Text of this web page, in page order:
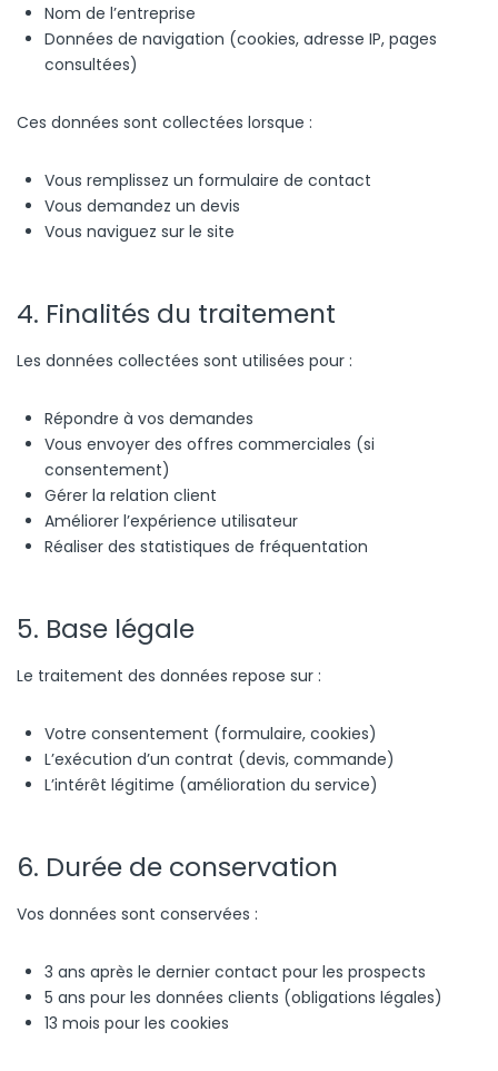
Nom de l’entreprise
Données de navigation (cookies, adresse IP, pages
consultées)
Ces données sont collectées lorsque :
Vous remplissez un formulaire de contact
Vous demandez un devis
Vous naviguez sur le site
4. Finalités du traitement
Les données collectées sont utilisées pour :
Répondre à vos demandes
Vous envoyer des offres commerciales (si
consentement)
Gérer la relation client
Améliorer l’expérience utilisateur
Réaliser des statistiques de fréquentation
5. Base légale
Le traitement des données repose sur :
Votre consentement (formulaire, cookies)
L’exécution d’un contrat (devis, commande)
L’intérêt légitime (amélioration du service)
6. Durée de conservation
Vos données sont conservées :
3 ans après le dernier contact pour les prospects
5 ans pour les données clients (obligations légales)
13 mois pour les cookies